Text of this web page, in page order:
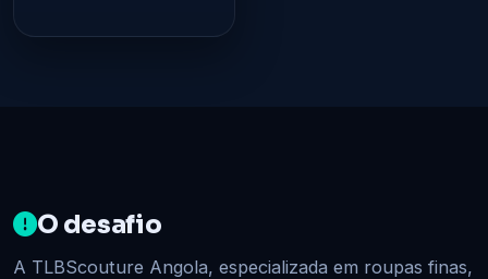
O desafio
A TLBScouture Angola, especializada em roupas finas,